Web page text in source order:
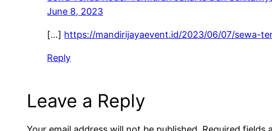
June 8, 2023
[…] https://mandirijayaevent.id/2023/06/07/sewa-
Reply
Leave a Reply